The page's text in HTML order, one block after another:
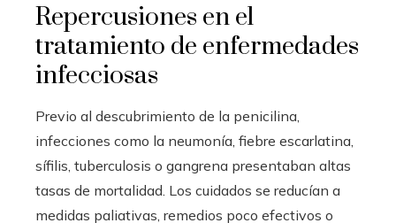
Repercusiones en el
tratamiento de enfermedades
infecciosas
Previo al descubrimiento de la penicilina,
infecciones como la neumonía, fiebre escarlatina,
sífilis, tuberculosis o gangrena presentaban altas
tasas de mortalidad. Los cuidados se reducían a
medidas paliativas, remedios poco efectivos o